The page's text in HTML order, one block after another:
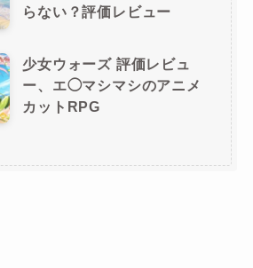
らない？評価レビュー
少女ウォーズ 評価レビュ
ー、エ◯マシマシのアニメ
カットRPG